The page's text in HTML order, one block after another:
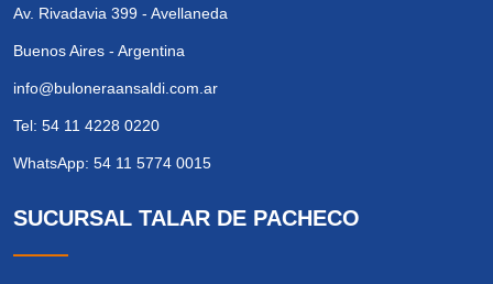
Av. Rivadavia 399 - Avellaneda
Buenos Aires - Argentina
info@buloneraansaldi.com.ar
Tel: 54 11 4228 0220
WhatsApp: 54 11 5774 0015
SUCURSAL TALAR DE PACHECO